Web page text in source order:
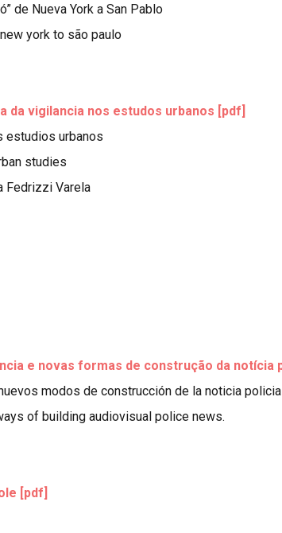
de Nueva York a San Pablo
york to são paulo
da vigilancia nos estudos urbanos [pdf]
estudios urbanos
studies
Fedrizzi Varela
e novas formas de construção da notícia
modos de construcción de la noticia
of building audiovisual police news.
[pdf]